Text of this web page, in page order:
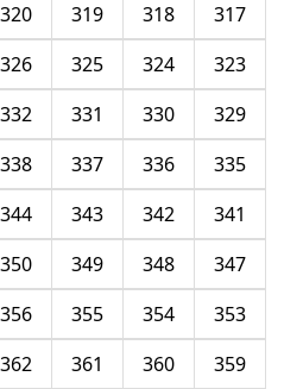
317
318
319
320
323
324
325
326
329
330
331
332
335
336
337
338
341
342
343
344
347
348
349
350
353
354
355
356
359
360
361
362